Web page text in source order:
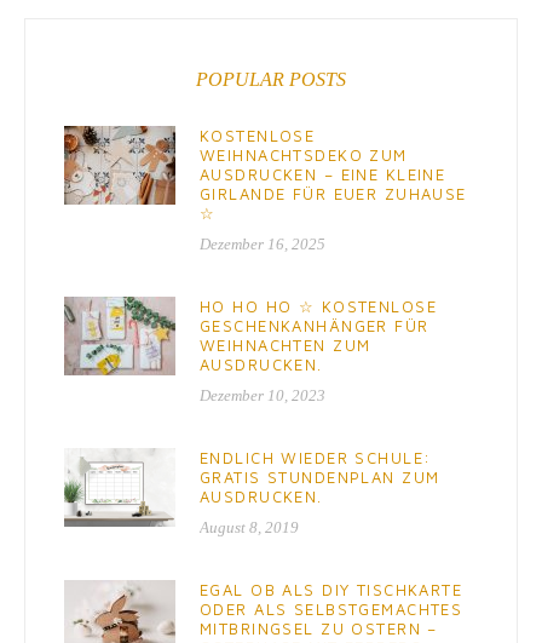
POPULAR POSTS
KOSTENLOSE
WEIHNACHTSDEKO ZUM
AUSDRUCKEN – EINE KLEINE
GIRLANDE FÜR EUER ZUHAUSE
☆
Dezember 16, 2025
HO HO HO ☆ KOSTENLOSE
GESCHENKANHÄNGER FÜR
WEIHNACHTEN ZUM
AUSDRUCKEN.
Dezember 10, 2023
ENDLICH WIEDER SCHULE:
GRATIS STUNDENPLAN ZUM
AUSDRUCKEN.
August 8, 2019
EGAL OB ALS DIY TISCHKARTE
ODER ALS SELBSTGEMACHTES
MITBRINGSEL ZU OSTERN –